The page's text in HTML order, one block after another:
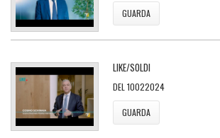
GUARDA
LIKE/SOLDI
DEL 10022024
GUARDA